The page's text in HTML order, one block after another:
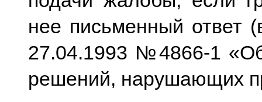
нее письменный ответ
27.04.1993 №4866-1
решений, нарушающих